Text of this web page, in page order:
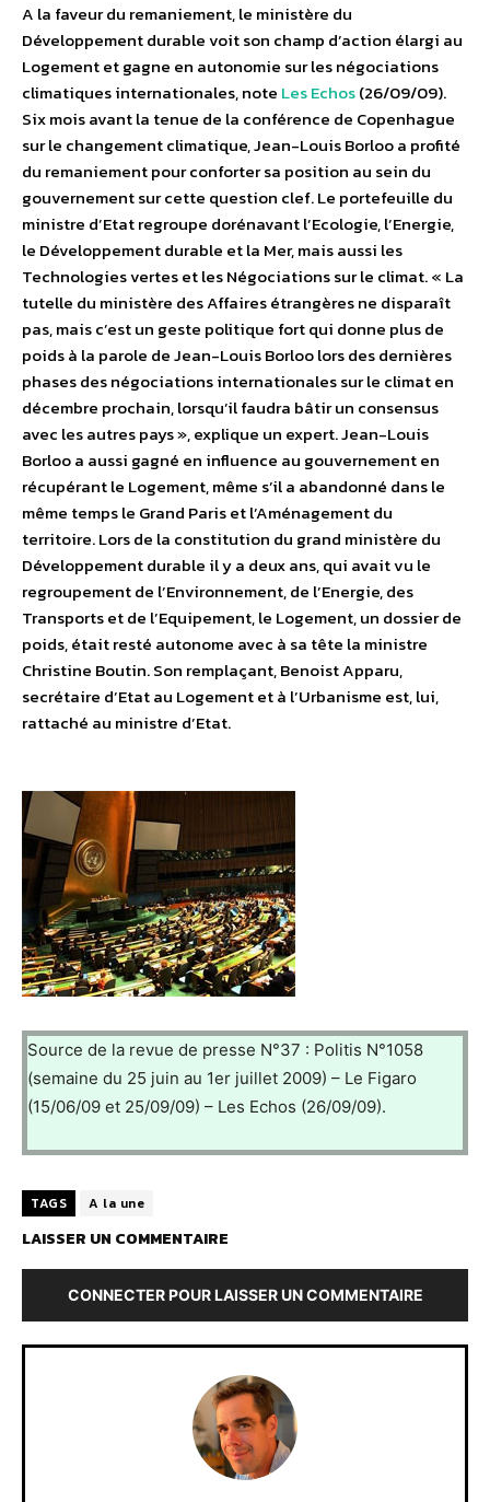
A la faveur du remaniement, le ministère du
Développement durable voit son champ d’action élargi au
Logement et gagne en autonomie sur les négociations
climatiques internationales, note Les Echos(26/09/09).
Six mois avant la tenue de la conférence de Copenhague
sur le changement climatique, Jean-Louis Borloo a profité
du remaniement pour conforter sa position au sein du
gouvernement sur cette question clef. Le portefeuille du
ministre d’Etat regroupe dorénavant l’Ecologie, l’Energie,
le Développement durable et la Mer, mais aussi les
Technologies vertes et les Négociations sur le climat. « La
tutelle du ministère des Affaires étrangères ne disparaît
pas, mais c’est un geste politique fort qui donne plus de
poids à la parole de Jean-Louis Borloo lors des dernières
phases des négociations internationales sur le climat en
décembre prochain, lorsqu’il faudra bâtir un consensus
avec les autres pays », explique un expert. Jean-Louis
Borloo a aussi gagné en influence au gouvernement en
récupérant le Logement, même s’il a abandonné dans le
même temps le Grand Paris et l’Aménagement du
territoire. Lors de la constitution du grand ministère du
Développement durable il y a deux ans, qui avait vu le
regroupement de l’Environnement, de l’Energie, des
Transports et de l’Equipement, le Logement, un dossier de
poids, était resté autonome avec à sa tête la ministre
Christine Boutin. Son remplaçant, Benoist Apparu,
secrétaire d’Etat au Logement et à l’Urbanisme est, lui,
rattaché au ministre d’Etat.
Source de la revue de presse N°37 : Politis N°1058
(semaine du 25 juin au 1er juillet 2009) – Le Figaro
(15/06/09 et 25/09/09) – Les Echos (26/09/09).
TAGS A la une
LAISSER UN COMMENTAIRE
CONNECTER POUR LAISSER UN COMMENTAIRE